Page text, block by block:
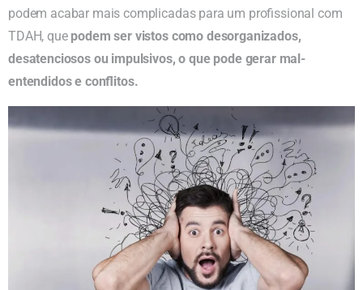
podem acabar mais complicadas para um profissional com
TDAH, que podem ser vistos como desorganizados,
desatenciosos ou impulsivos, o que pode gerar mal-
entendidos e conflitos.